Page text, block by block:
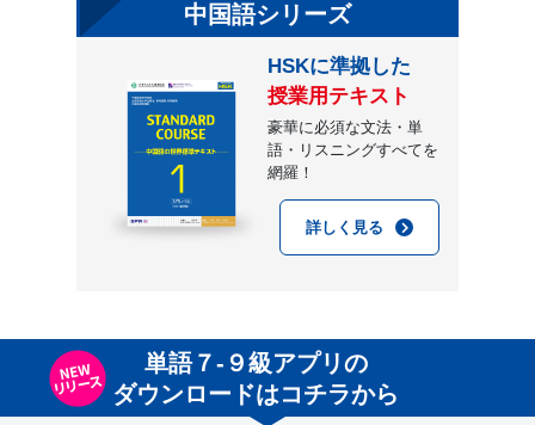
中国語シリーズ
HSKに準拠した
授業用テキスト
豪華に必須な文法・単
語・リスニングすべてを
網羅！
詳しく見る
単語７-９級アプリの
ダウンロードはコチラから